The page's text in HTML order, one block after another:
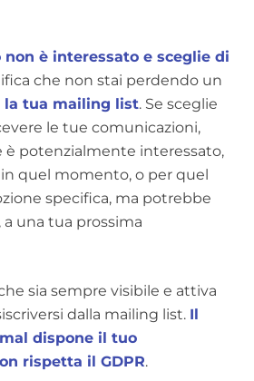
è interessato e sceglie di
che non stai perdendo un
la tua mailing list. Se sceglie
le tue comunicazioni,
è potenzialmente interessato,
quel momento, o per quel
specifica, ma potrebbe
una tua prossima
sia sempre visibile e attiva
dalla mailing list. Il
dispone il tuo
rispetta il GDPR.